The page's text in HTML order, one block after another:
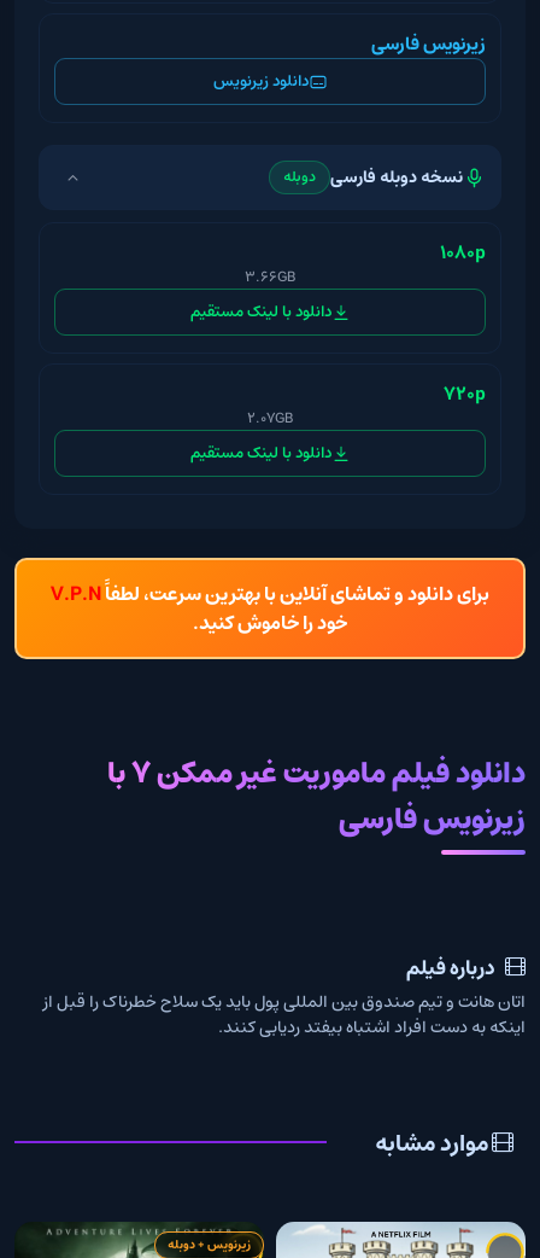
زیرنویس فارسی
دانلود زیرنویس
نسخه دوبله فارسی دوبله
1080p
3.66GB
دانلود با لینک مستقیم
720p
2.07GB
دانلود با لینک مستقیم
برای دانلود و تماشای آنلاین با بهترین سرعت، لطفاًV.P.N
خود را خاموش کنید.
دانلود فیلم ماموریت غیر ممکن 7 با
زیرنویس فارسی
درباره فیلم
اتان هانت و تیم صندوق بین المللی پول باید یک سلاح خطرناک را قبل از
اینکه به دست افراد اشتباه بیفتد ردیابی کنند.
موارد مشابه
زیرنویس + دوبله